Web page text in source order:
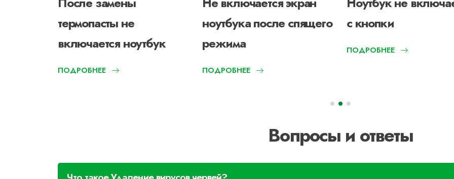
термопасты не
включается ноутбук
ПОДРОБНЕЕ
ноутбука после спящего
режима
ПОДРОБНЕЕ
с кнопки
ПОДРОБНЕЕ
Вопросы и ответы